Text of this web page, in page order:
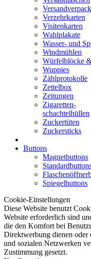
Verzehrkarten
Visitenkarten
Wahlplakate
Wasser- und
Windmühlen
Würfelblöcke
Wuppies
Zählprotokolle
Zettelbox
Zeitungen
Zigaretten-
schachtelhüllen
Zuckertüten
Zuckersticks
Buttons
Magnetbuttons
Spiegelbuttons
Cookie-Einstellungen
Diese Website benutzt
Website erforderlich sind
die den Komfort bei
Direktwerbung dienen oder
und sozialen Netzwerken
Zustimmung gesetzt.